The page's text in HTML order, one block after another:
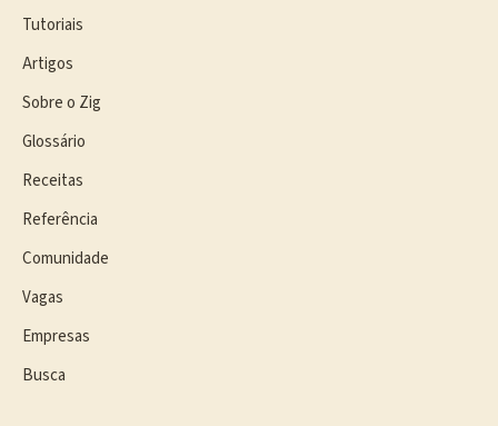
Tutoriais
Artigos
Sobre o Zig
Glossário
Receitas
Referência
Comunidade
Vagas
Empresas
Busca